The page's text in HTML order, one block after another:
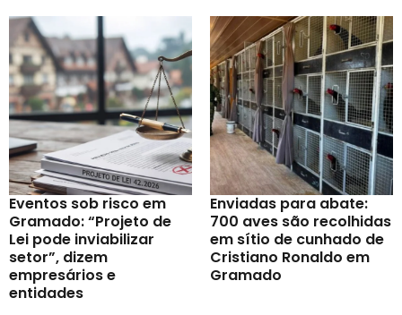
Eventos sob risco em
Gramado: “Projeto de
Lei pode inviabilizar
setor”, dizem
empresários e
entidades
Enviadas para abate:
700 aves são recolhidas
em sítio de cunhado de
Cristiano Ronaldo em
Gramado